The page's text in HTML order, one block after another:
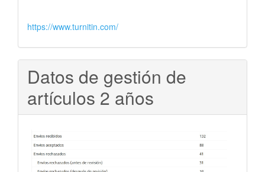
https://www.turnitin.com/
Datos de gestión de
artículos 2 años